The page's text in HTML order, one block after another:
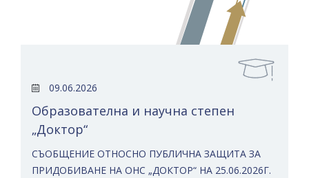
09.06.2026
Образователна и научна степен
„Доктор“
СЪОБЩЕНИЕ ОТНОСНО ПУБЛИЧНА ЗАЩИТА ЗА
ПРИДОБИВАНЕ НА ОНС „ДОКТОР“ НА 25.06.2026Г.